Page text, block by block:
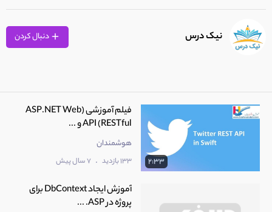
نیک درس
2:33
فیلم آموزشی (ASP.NET Web
API (RESTful و ...
هوشمندان
133 بازدید . 7 سال پیش
آموزش ایجاد DbContext برای
پروژه در ASP. ...